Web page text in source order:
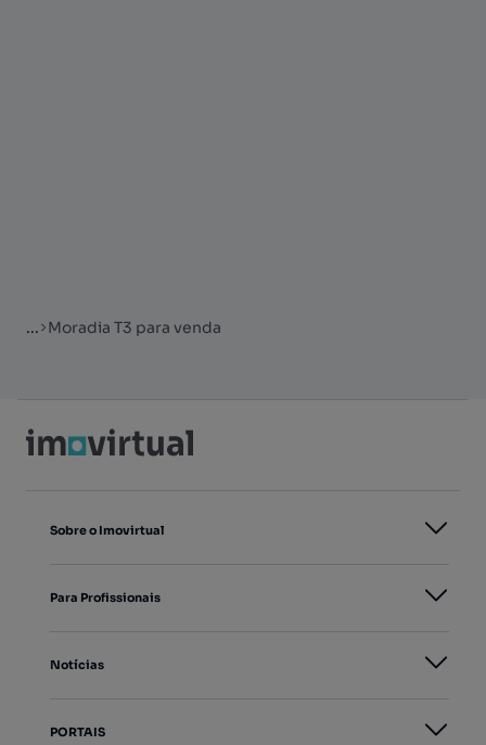
... Moradia T3 para venda
Sobre o Imovirtual
Para Profissionais
Notícias
PORTAIS